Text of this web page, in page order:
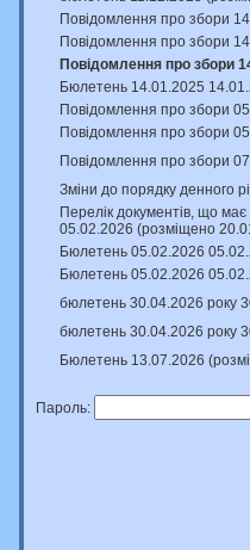
Повідомлення про збори
Повідомлення про збори
Повідомлення про збори
Бюлетень 14.01.2025
Повідомлення про збори
Повідомлення про збори
Повідомлення про збори
Зміни до порядку денного
Перелік документів, що
05.02.2026 (розміщено
Бюлетень 05.02.2026
Бюлетень 05.02.2026
бюлетень 30.04.2026 року
бюлетень 30.04.2026 року
Бюлетень 13.07.2026
Пароль: